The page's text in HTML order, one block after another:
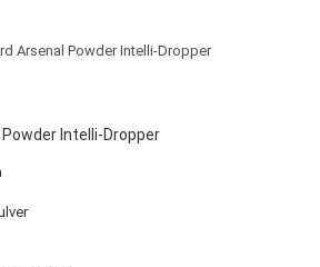
Intelli-Dropper